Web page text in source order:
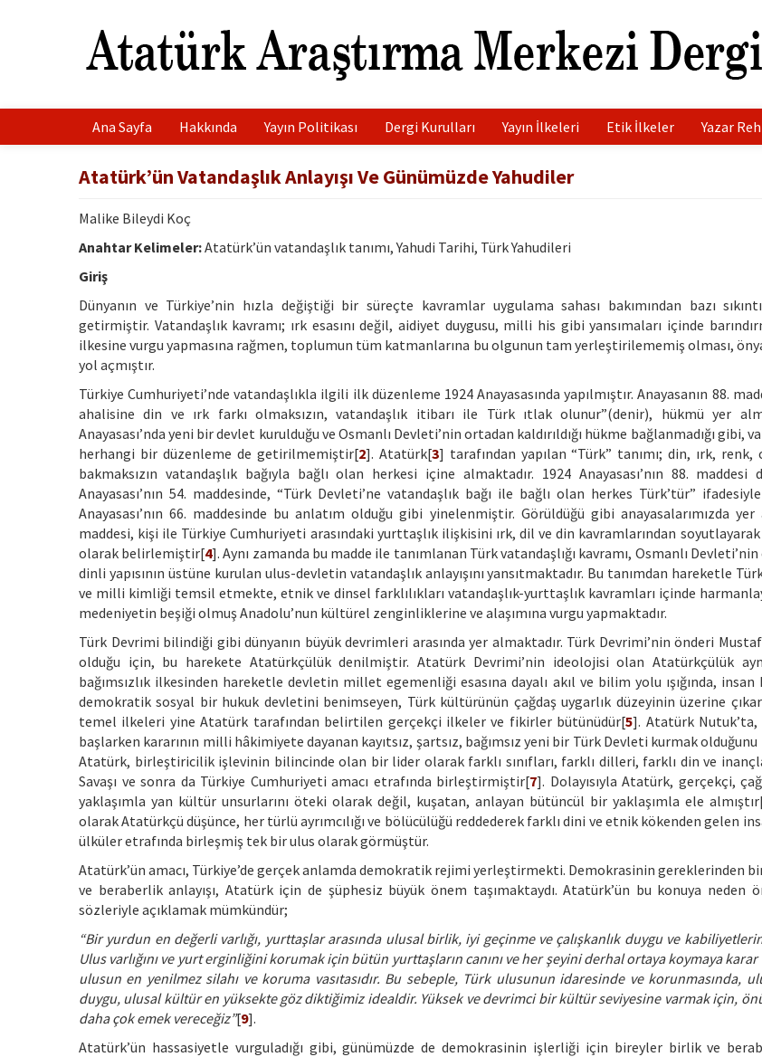
Ana Sayfa Hakkında Yayın Politikası Dergi Kurulları Yayın İlkeleri Etik İlkeler Yazar
Atatürk’ün Vatandaşlık Anlayışı Ve Günümüzde Yahudiler
Malike Bileydi Koç
Anahtar Kelimeler:Atatürk’ün vatandaşlık tanımı, Yahudi Tarihi, Türk Yahudileri
Giriş
Dünyanın ve Türkiye’nin hızla değiştiği bir süreçte kavramlar uygulama sahası bakımından bazı
getirmiştir. Vatandaşlık kavramı; ırk esasını değil, aidiyet duygusu, milli his gibi yansımaları içinde
ilkesine vurgu yapmasına rağmen, toplumun tüm katmanlarına bu olgunun tam yerleştirilememiş olması,
yol açmıştır.
Türkiye Cumhuriyeti’nde vatandaşlıkla ilgili ilk düzenleme 1924 Anayasasında yapılmıştır. Anayasanın 88.
ahalisine din ve ırk farkı olmaksızın, vatandaşlık itibarı ile Türk ıtlak olunur”(denir), hükmü yer
Anayasası’nda yeni bir devlet kurulduğu ve Osmanlı Devleti’nin ortadan kaldırıldığı hükme bağlanmadığı gibi,
herhangi bir düzenleme de getirilmemiştir[2]. Atatürk[3] tarafından yapılan “Türk” tanımı; din, ırk, renk,
bakmaksızın vatandaşlık bağıyla bağlı olan herkesi içine almaktadır. 1924 Anayasası’nın 88. maddesi
Anayasası’nın 54. maddesinde, “Türk Devleti’ne vatandaşlık bağı ile bağlı olan herkes Türk’tür”
Anayasası’nın 66. maddesinde bu anlatım olduğu gibi yinelenmiştir. Görüldüğü gibi anayasalarımızda
maddesi, kişi ile Türkiye Cumhuriyeti arasındaki yurttaşlık ilişkisini ırk, dil ve din kavramlarından
olarak belirlemiştir[4]. Aynı zamanda bu madde ile tanımlanan Türk vatandaşlığı kavramı, Osmanlı
dinli yapısının üstüne kurulan ulus-devletin vatandaşlık anlayışını yansıtmaktadır. Bu tanımdan hareketle
ve milli kimliği temsil etmekte, etnik ve dinsel farklılıkları vatandaşlık-yurttaşlık kavramları içinde
medeniyetin beşiği olmuş Anadolu’nun kültürel zenginliklerine ve alaşımına vurgu yapmaktadır.
Türk Devrimi bilindiği gibi dünyanın büyük devrimleri arasında yer almaktadır. Türk Devrimi’nin önderi
olduğu için, bu harekete Atatürkçülük denilmiştir. Atatürk Devrimi’nin ideolojisi olan Atatürkçülük
bağımsızlık ilkesinden hareketle devletin millet egemenliği esasına dayalı akıl ve bilim yolu ışığında, insan
demokratik sosyal bir hukuk devletini benimseyen, Türk kültürünün çağdaş uygarlık düzeyinin üzerine
temel ilkeleri yine Atatürk tarafından belirtilen gerçekçi ilkeler ve fikirler bütünüdür[5]. Atatürk Nutuk’ta,
başlarken kararının milli hâkimiyete dayanan kayıtsız, şartsız, bağımsız yeni bir Türk Devleti kurmak
Atatürk, birleştiricilik işlevinin bilincinde olan bir lider olarak farklı sınıfları, farklı dilleri, farklı din ve
Savaşı ve sonra da Türkiye Cumhuriyeti amacı etrafında birleştirmiştir[7]. Dolayısıyla Atatürk, gerçekçi,
yaklaşımla yan kültür unsurlarını öteki olarak değil, kuşatan, anlayan bütüncül bir yaklaşımla ele
olarak Atatürkçü düşünce, her türlü ayrımcılığı ve bölücülüğü reddederek farklı dini ve etnik kökenden gelen
ülküler etrafında birleşmiş tek bir ulus olarak görmüştür.
Atatürk’ün amacı, Türkiye’de gerçek anlamda demokratik rejimi yerleştirmekti. Demokrasinin gereklerinden
ve beraberlik anlayışı, Atatürk için de şüphesiz büyük önem taşımaktaydı. Atatürk’ün bu konuya neden
sözleriyle açıklamak mümkündür;
“Bir yurdun en değerli varlığı, yurttaşlar arasında ulusal birlik, iyi geçinme ve çalışkanlık duygu ve
Ulus varlığını ve yurt erginliğini korumak için bütün yurttaşların canını ve her şeyini derhal ortaya koymaya
ulusun en yenilmez silahı ve koruma vasıtasıdır. Bu sebeple, Türk ulusunun idaresinde ve korunmasında,
duygu, ulusal kültür en yüksekte göz diktiğimiz idealdir. Yüksek ve devrimci bir kültür seviyesine varmak için,
daha çok emek vereceğiz”[9].
Atatürk’ün hassasiyetle vurguladığı gibi, günümüzde de demokrasinin işlerliği için bireyler birlik ve